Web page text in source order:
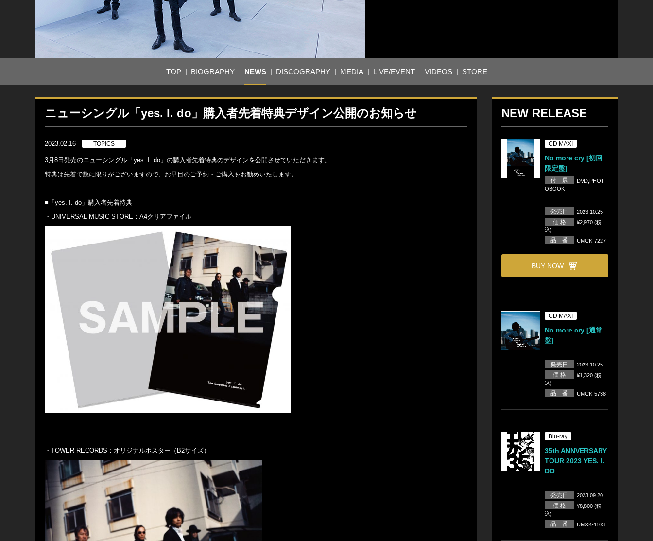
TOP BIOGRAPHY NEWS DISCOGRAPHY MEDIA LIVE/EVENT VIDEOS STORE
ニューシングル「yes. I. do」購入者先着特典デザイン公開のお知らせ
2023.02.16 TOPICS
3月8日発売のニューシングル「yes. I. do」の購入者先着特典のデザインを公開させていただきます。
特典は先着で数に限りがございますので、お早目のご予約・ご購入をお勧めいたします。
■「yes. I. do」購入者先着特典
・UNIVERSAL MUSIC STORE：A4クリアファイル
・TOWER RECORDS：オリジナルポスター（B2サイズ）
NEW RELEASE
CD MAXI
No more cry [初回
限定盤]
付 属
DVD,PHOT
OBOOK
発売日 2023.10.25
価 格
¥2,970 (税
込)
品 番 UMCK-7227
BUY NOW
CD MAXI
No more cry [通常
盤]
発売日 2023.10.25
価 格
¥1,320 (税
込)
品 番 UMCK-5738
Blu-ray
35th ANNVERSARY
TOUR 2023 YES. I.
DO
発売日 2023.09.20
価 格
¥8,800 (税
込)
品 番 UMXK-1103